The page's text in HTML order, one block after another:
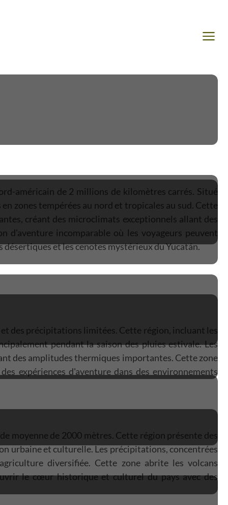
américain de 2 millions de kilomètres carrés. Situé
zones tempérées au nord et tropicales au sud. Cette
créant des microclimats exceptionnels allant des
d'aventure incomparable où les voyageurs peuvent
désertiques et les cenotes mystérieux du Yucatán.
des précipitations limitées. Cette région, incluant les
pendant la saison des pluies estivale. Les
des amplitudes thermiques importantes. Cette zone
expériences d'aventure dans des environnements
moyenne de 2000 mètres. Cette région présente des
urbaine et culturelle. Les précipitations, concentrées
diversifiée. Cette zone abrite les volcans
le cœur historique et culturel du pays avec des